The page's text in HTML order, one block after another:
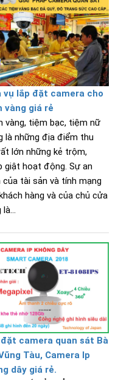
vụ lắp đặt camera cho
vàng giá rẻ
vàng, tiệm bạc, tiệm nữ
là những địa điểm thu
lớn những kẻ trộm,
giật hoạt động. Sự an
của tài sản và tính mạng
hàng và của chủ cửa
là...
camera quan sát Bà
Tàu, Camera Ip
dây giá rẻ.